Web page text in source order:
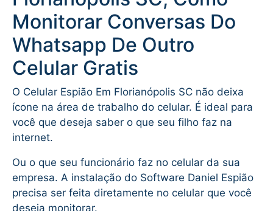
Monitorar Conversas Do
Whatsapp De Outro
Celular Gratis
O Celular Espião Em Florianópolis SC não deixa
ícone na área de trabalho do celular. É ideal para
você que deseja saber o que seu filho faz na
internet.
Ou o que seu funcionário faz no celular da sua
empresa. A instalação do Software Daniel Espião
precisa ser feita diretamente no celular que você
deseja monitorar.